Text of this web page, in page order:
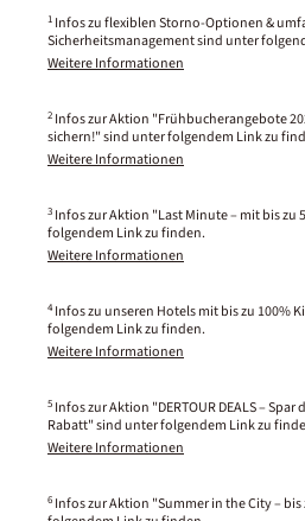
1 Infos zu flexiblen Storno-Optionen &
Sicherheitsmanagement sind unter
Weitere Informationen
2 Infos zur Aktion "Frühbucherangebote
sichern!" sind unter folgendem Link zu
Weitere Informationen
3 Infos zur Aktion "Last Minute – mit bis zu
folgendem Link zu finden.
Weitere Informationen
4 Infos zu unseren Hotels mit bis zu 100%
folgendem Link zu finden.
Weitere Informationen
5 Infos zur Aktion "DERTOUR DEALS – Spar
Rabatt" sind unter folgendem Link zu
Weitere Informationen
6 Infos zur Aktion "Summer in the City –